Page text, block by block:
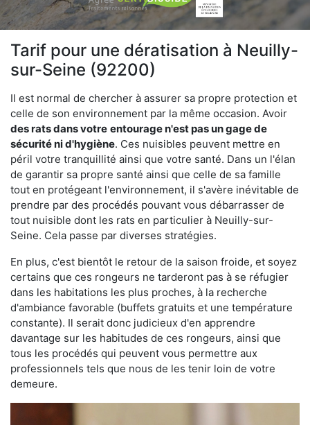
Tarif pour une dératisation à Neuilly-
sur-Seine (92200)
Il est normal de chercher à assurer sa propre protection et
celle de son environnement par la même occasion. Avoir
des rats dans votre entourage n'est pas un gage de
sécurité ni d'hygiène. Ces nuisibles peuvent mettre en
péril votre tranquillité ainsi que votre santé. Dans un l'élan
de garantir sa propre santé ainsi que celle de sa famille
tout en protégeant l'environnement, il s'avère inévitable de
prendre par des procédés pouvant vous débarrasser de
tout nuisible dont les rats en particulier à Neuilly-sur-
Seine. Cela passe par diverses stratégies.
En plus, c'est bientôt le retour de la saison froide, et soyez
certains que ces rongeurs ne tarderont pas à se réfugier
dans les habitations les plus proches, à la recherche
d'ambiance favorable (buffets gratuits et une température
constante). Il serait donc judicieux d'en apprendre
davantage sur les habitudes de ces rongeurs, ainsi que
tous les procédés qui peuvent vous permettre aux
professionnels tels que nous de les tenir loin de votre
demeure.